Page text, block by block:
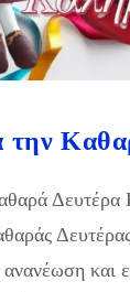
την
και